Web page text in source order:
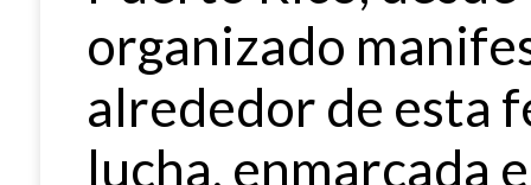
organizado
alrededor de esta
lucha, enmarcada